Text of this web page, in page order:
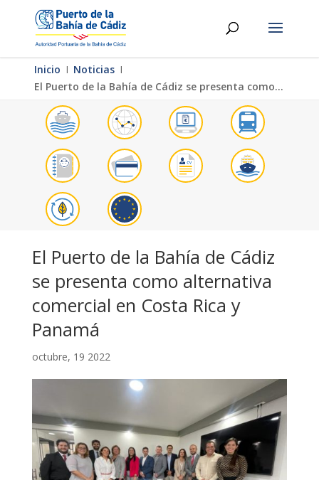
Inicio Ι Noticias Ι
El Puerto de la Bahía de Cádiz se presenta como alternativa comercial en Costa Rica y Panamá
El Puerto de la Bahía de Cádiz
se presenta como alternativa
comercial en Costa Rica y
Panamá
octubre, 19 2022